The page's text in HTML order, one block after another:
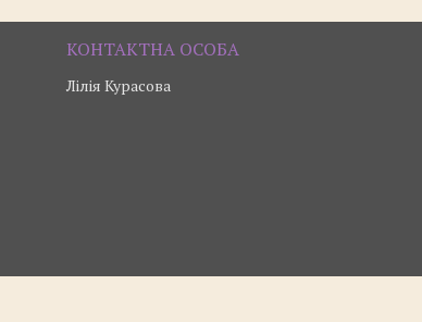
Лілія Курасова